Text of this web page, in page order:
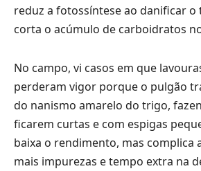
reduz a fotossíntese ao danificar o
corta o acúmulo de carboidratos
No campo, vi casos em que
perderam vigor porque o pulgão
do nanismo amarelo do trigo,
ficarem curtas e com espigas
baixa o rendimento, mas complica
mais impurezas e tempo extra na